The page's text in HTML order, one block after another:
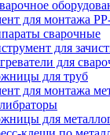
для монтажа
сварочные
для
для
для труб
для монтажа
для